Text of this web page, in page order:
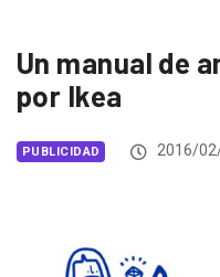
Un manual de
por Ikea
PUBLICIDAD 2016/